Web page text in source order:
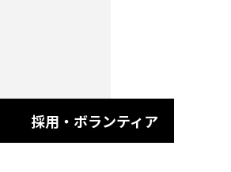
採用・ボランティア